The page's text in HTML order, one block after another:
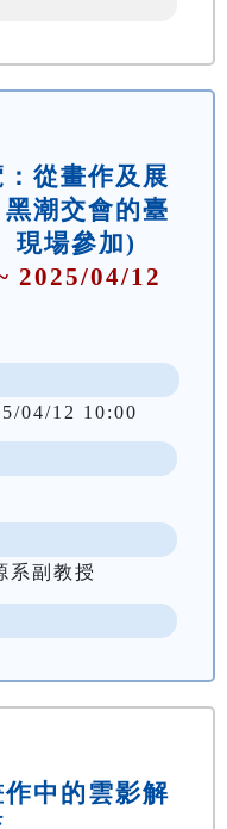
：從畫作及展
潮交會的臺
現場參加)
2025/04/12
04/12 10:00
系副教授
作中的雲影解